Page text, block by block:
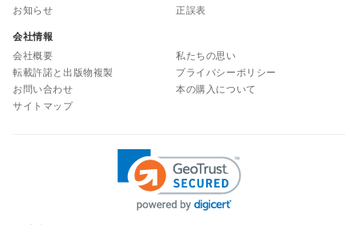
お知らせ
正誤表
会社情報
会社概要
私たちの思い
転載許諾と出版物複製
プライバシーポリシー
お問い合わせ
本の購入について
サイトマップ